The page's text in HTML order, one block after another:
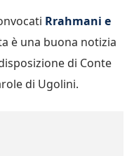
Rrahmani e
è una buona notizia
di Conte
di Ugolini.